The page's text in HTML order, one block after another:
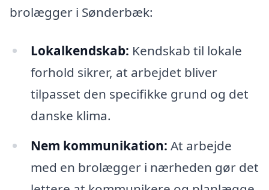
brolægger i Sønderbæk:
Lokalkendskab: Kendskab til lokale
forhold sikrer, at arbejdet bliver
tilpasset den specifikke grund og det
danske klima.
Nem kommunikation: At arbejde
med en brolægger i nærheden gør det